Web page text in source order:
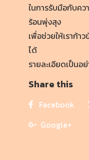
ในการรับมือกับค
ร้อนพุ่งสุง
เพื่อช่วยให้เราก้า
ได้
รายละเอียดเป็นอย่
Share this
Facebook
Google+